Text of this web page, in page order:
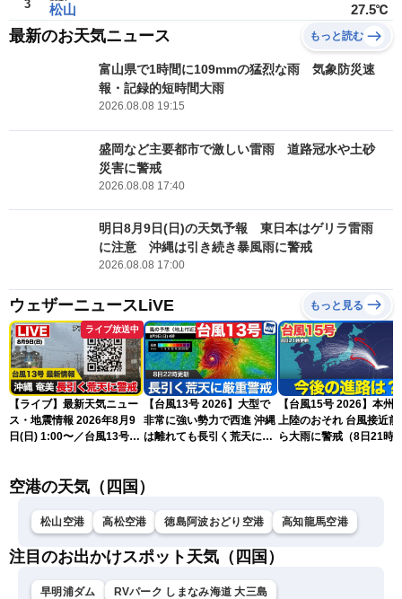
3 松山 27.5℃
最新のお天気ニュース もっと読む
富山県で1時間に109mmの猛烈な雨 気象防災速
報・記録的短時間大雨
2026.08.08 19:15
盛岡など主要都市で激しい雷雨 道路冠水や土砂
災害に警戒
2026.08.08 17:40
明日8月9日(日)の天気予報 東日本はゲリラ雷雨
に注意 沖縄は引き続き暴風雨に警戒
2026.08.08 17:00
ウェザーニュースLiVE もっと見る
ライブ放送中
【ライブ】最新天気ニュー
ス・地震情報 2026年8月9
日(日) 1:00〜／台風13号・
LiVE〉
【台風13号 2026】大型で
非常に強い勢力で西進 沖縄
は離れても長引く荒天に厳
【台風15号 2026】本州
上陸のおそれ 台風接近前
ら大雨に警戒（8日21時
空港の天気（四国）
松山空港 高松空港 徳島阿波おどり空港 高知龍馬空港
注目のお出かけスポット天気（四国）
早明浦ダム
RVパーク しまなみ海道 大三島